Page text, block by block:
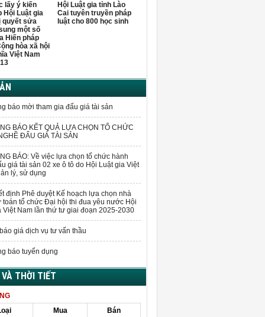
lấy ý kiến
Hội Luật gia
quyết sửa
một số
Hiến pháp
hòa xã hội
Việt Nam
Hội Luật gia tỉnh Lào
Cai tuyên truyền pháp
luật cho 800 học sinh
báo mời tham gia đấu giá tài sản
BÁO KẾT QUẢ LỰA CHỌN TỔ CHỨC
ĐẤU GIÁ TÀI SẢN
BÁO: Về việc lựa chọn tổ chức hành
giá tài sản 02 xe ô tô do Hội Luật gia Việt
lý, sử dụng
định Phê duyệt Kế hoạch lựa chọn nhà
toán tổ chức Đại hội thi đua yêu nước Hội
Việt Nam lần thứ tư giai đoạn 2025-2030
giá dịch vụ tư vấn thầu
báo tuyển dụng
THỜI TIẾT
Mua
Bán